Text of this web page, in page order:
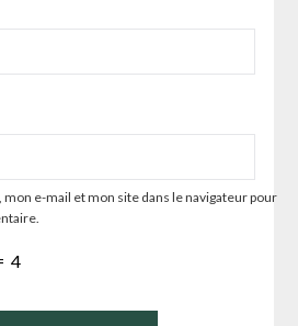
e-mail et mon site dans le navigateur pour
4